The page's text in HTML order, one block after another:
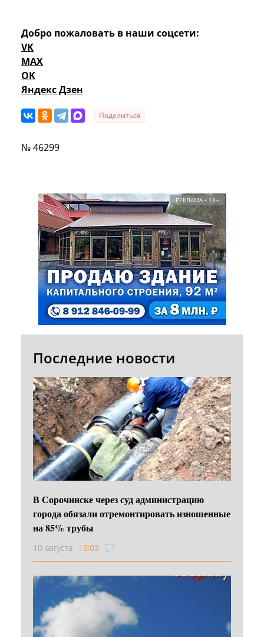
Добро пожаловать в наши соцсети:
VK
MAX
OK
Яндекс Дзен
Поделиться
№ 46299
РЕКЛАМА • 18+
Последние новости
В Сорочинске через суд администрацию
города обязали отремонтировать изношенные
на 85% трубы
10 августа 13:03